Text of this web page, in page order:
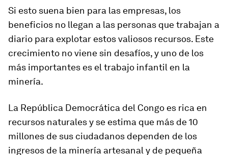
Si esto suena bien para las empresas, los
beneficios no llegan a las personas que trabajan a
diario para explotar estos valiosos recursos. Este
crecimiento no viene sin desafíos, y uno de los
más importantes es el trabajo infantil en la
minería.
La República Democrática del Congo es rica en
recursos naturales y se estima que más de 10
millones de sus ciudadanos dependen de los
ingresos de la minería artesanal y de pequeña